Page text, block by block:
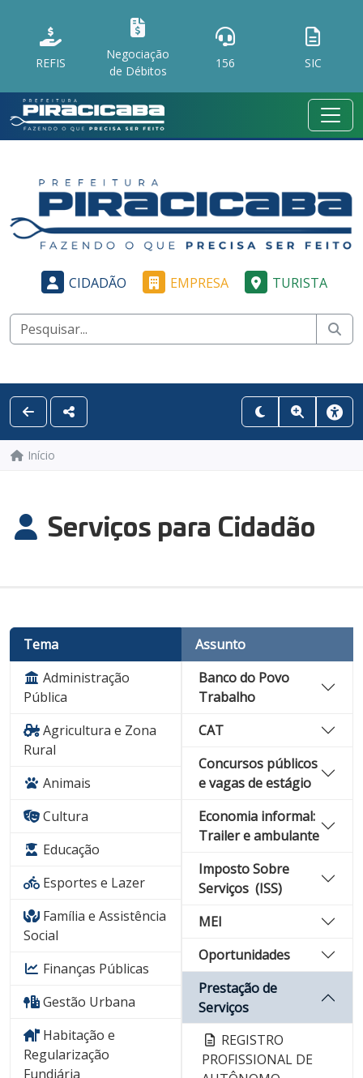
REFIS
Negociação
de Débitos
156 SIC
CIDADÃO EMPRESA TURISTA
Início
Serviços para Cidadão
Tema
Administração
Pública
Agricultura e Zona
Rural
Animais
Cultura
Educação
Esportes e Lazer
Família e Assistência
Social
Finanças Públicas
Gestão Urbana
Habitação e
Regularização
Fundiária
Assunto
Banco do Povo
Trabalho
CAT
Concursos públicos
e vagas de estágio
Economia informal:
Trailer e ambulante
Imposto Sobre
Serviços (ISS)
MEI
Oportunidades
Prestação de
Serviços
REGISTRO
PROFISSIONAL DE